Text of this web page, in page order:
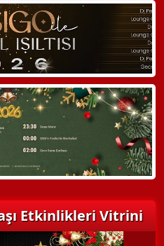
Alın
Etkinlikleri Vitrini